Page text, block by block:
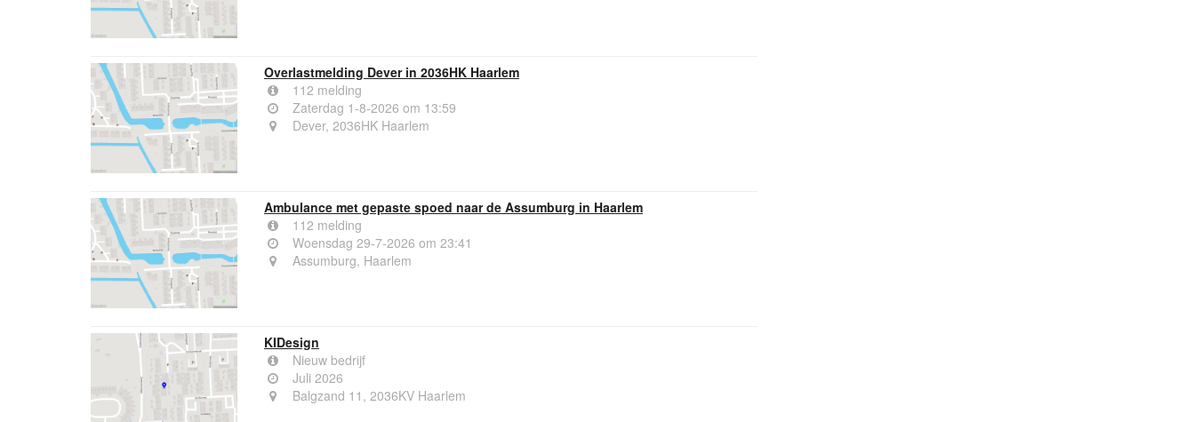
Overlastmelding Dever in 2036HK Haarlem
112 melding
Zaterdag 1-8-2026 om 13:59
Dever, 2036HK Haarlem
Ambulance met gepaste spoed naar de Assumburg in Haarlem
112 melding
Woensdag 29-7-2026 om 23:41
Assumburg, Haarlem
KIDesign
Nieuw bedrijf
Juli 2026
Balgzand 11, 2036KV Haarlem